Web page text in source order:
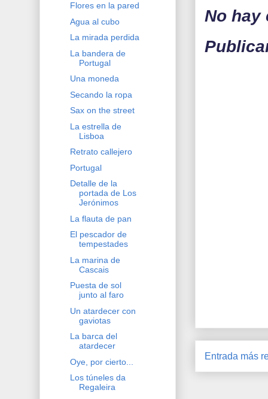
No hay
Entrada más
Flores en la pared
Agua al cubo
La mirada perdida
La bandera de
Portugal
Una moneda
Secando la ropa
Sax on the street
La estrella de
Lisboa
Retrato callejero
Portugal
Detalle de la
portada de Los
Jerónimos
La flauta de pan
El pescador de
tempestades
La marina de
Cascais
Puesta de sol
junto al faro
Un atardecer con
gaviotas
La barca del
atardecer
Oye, por cierto...
Los túneles da
Regaleira